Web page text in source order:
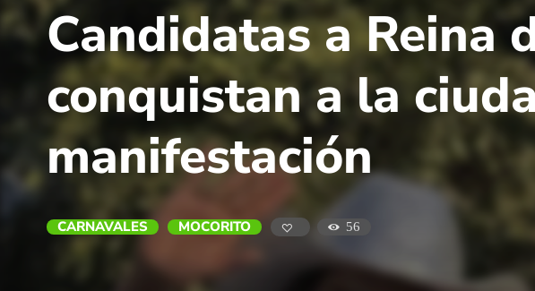
Candidatas a Reina
conquistan a la
manifestación
CARNAVALES MOCORITO 56